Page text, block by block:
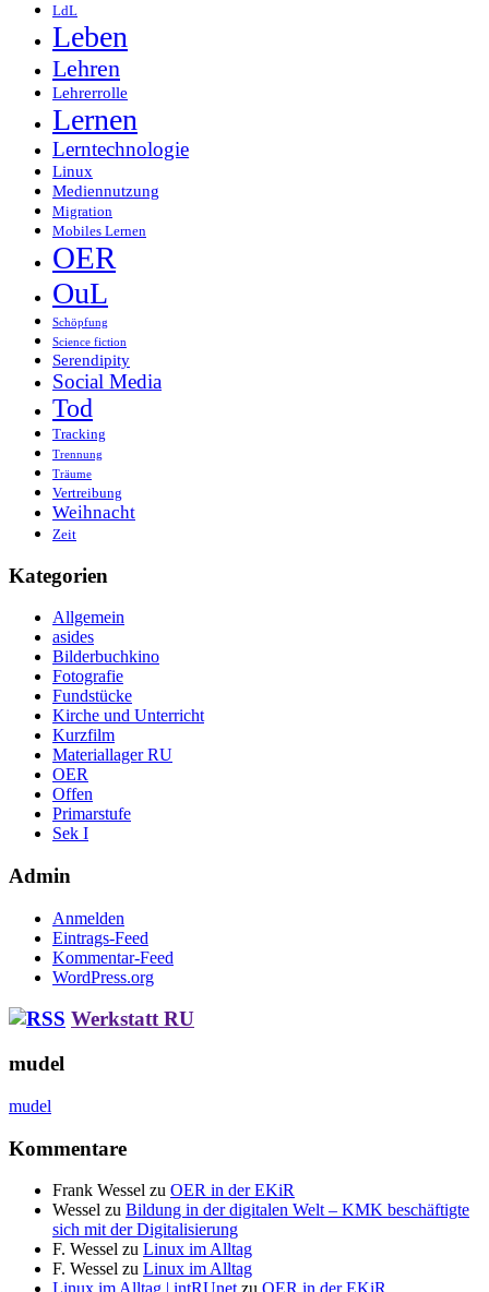
LdL
Leben
Lehren
Lehrerrolle
Lernen
Lerntechnologie
Linux
Mediennutzung
Migration
Mobiles Lernen
OER
OuL
Schöpfung
Science fiction
Serendipity
Social Media
Tod
Tracking
Trennung
Träume
Vertreibung
Weihnacht
Zeit
Kategorien
Allgemein
asides
Bilderbuchkino
Fotografie
Fundstücke
Kirche und Unterricht
Kurzfilm
Materiallager RU
OER
Offen
Primarstufe
Sek I
Admin
Anmelden
Eintrags-Feed
Kommentar-Feed
WordPress.org
Werkstatt RU
mudel
mudel
Kommentare
Frank Wessel zu OER in der EKiR
Wessel zu Bildung in der digitalen Welt – KMK beschäftigte
sich mit der Digitalisierung
F. Wessel zu Linux im Alltag
F. Wessel zu Linux im Alltag